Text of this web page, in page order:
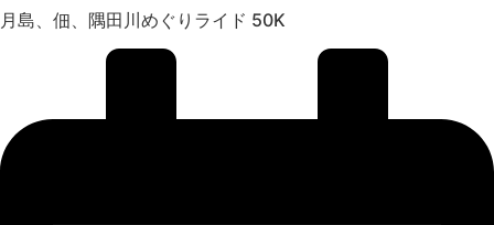
月島、佃、隅田川めぐりライド 50K